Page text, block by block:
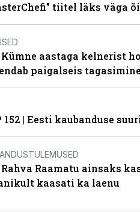
tiitel läks väga
Kümne aastaga kelnerist
paigalseis
152 | Eesti kaubanduse
Rahva Raamatu ainsaks
kaasati ka laenu